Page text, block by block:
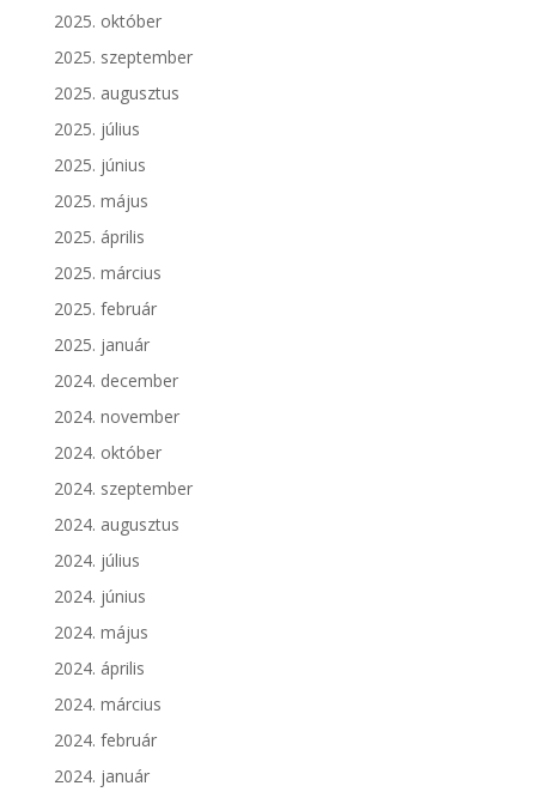
2025. október
2025. szeptember
2025. augusztus
2025. július
2025. június
2025. május
2025. április
2025. március
2025. február
2025. január
2024. december
2024. november
2024. október
2024. szeptember
2024. augusztus
2024. július
2024. június
2024. május
2024. április
2024. március
2024. február
2024. január